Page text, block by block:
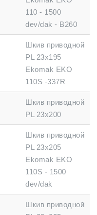
110 - 1500
dev/dak - B260
Шкив приводной
PL 23x195
Ekomak EKO
110S -337R
Шкив приводной
PL 23x200
Шкив приводной
PL 23x205
Ekomak EKO
110S - 1500
dev/dak
Шкив приводной